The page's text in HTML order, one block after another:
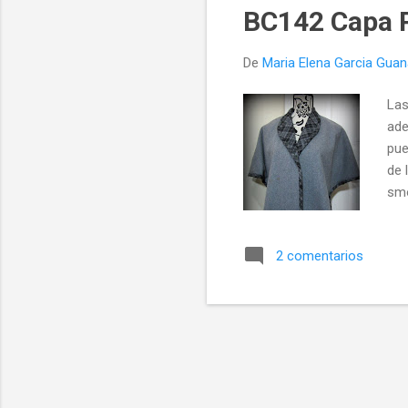
BC142
De Maria Elena Garcia
de
2 comentarios